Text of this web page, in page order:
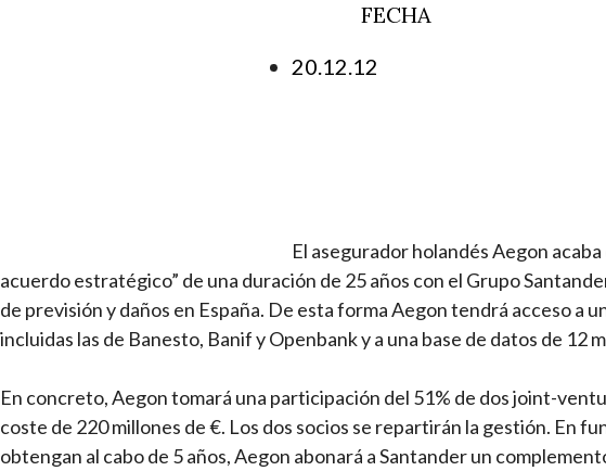
FECHA
20.12.12
El asegurador holandés Aegon
acuerdo estratégico” de una duración de 25 años con el Grupo
de previsión y daños en España. De esta forma Aegon tendrá acceso a
incluidas las de Banesto, Banif y Openbank y a una base de datos de 12
En concreto, Aegon tomará una participación del 51% de dos joint-
coste de 220 millones de €. Los dos socios se repartirán la gestión. En
obtengan al cabo de 5 años, Aegon abonará a Santander un